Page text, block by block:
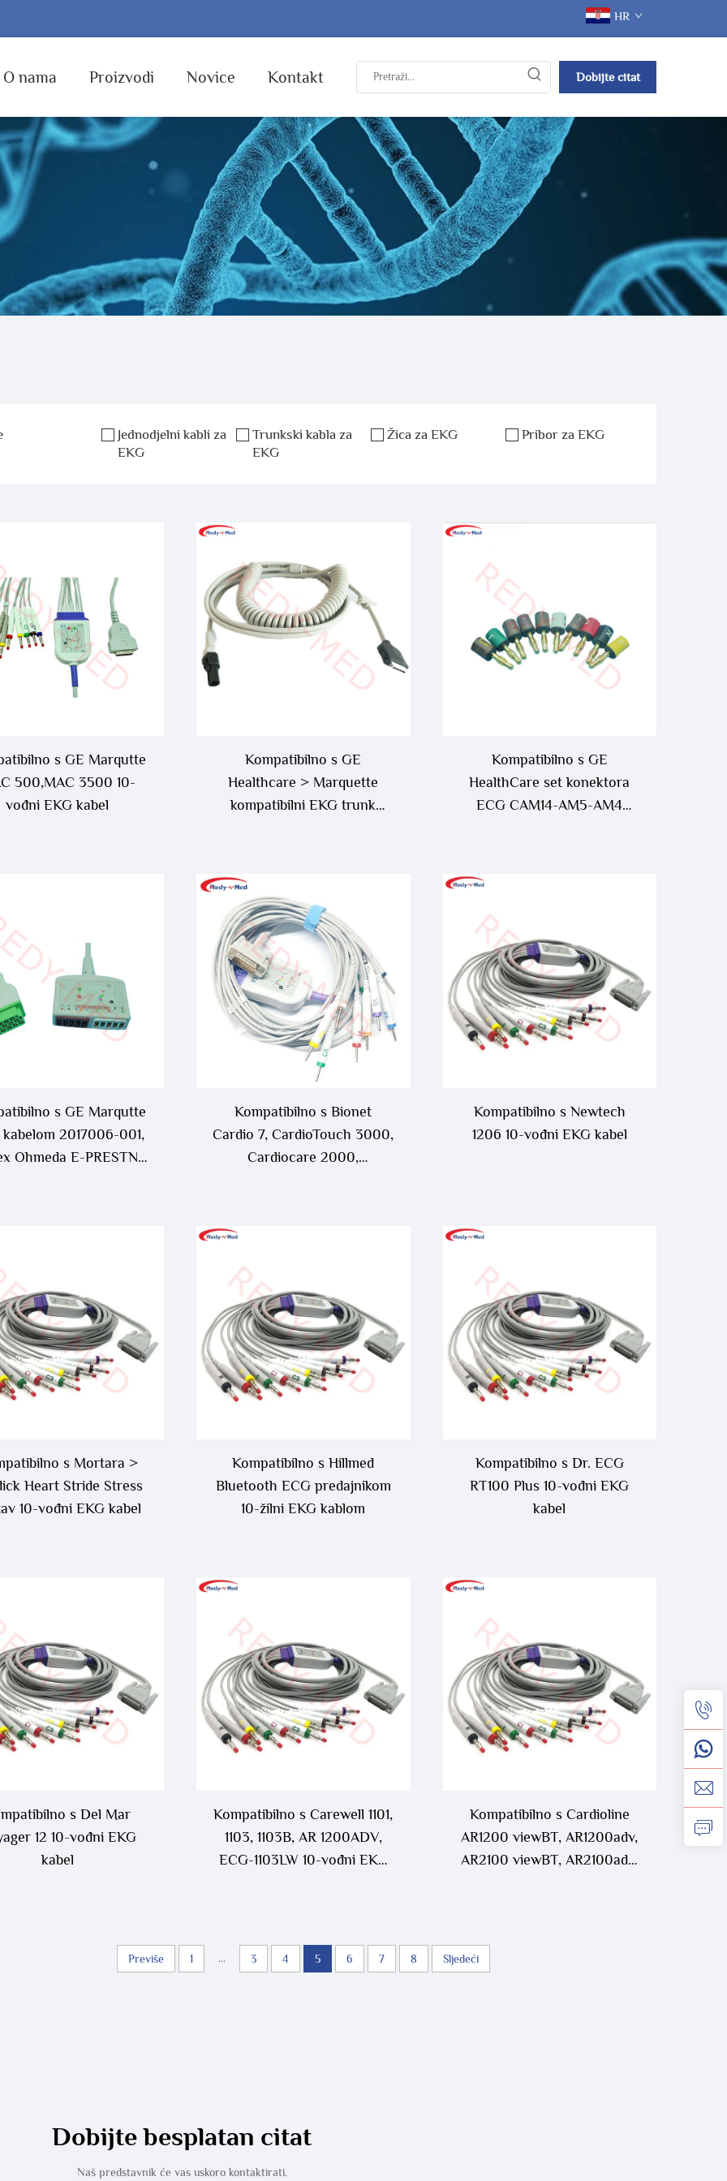
HR
O nama Proizvodi Novice Kontakt Dobijte citat
Jednodjelni kabli za
EKG
Trunkski kabla za
EKG
Žica za EKG Pribor za EKG
s GE Marqutte
500,MAC 3500 10-
vođni EKG kabel
Kompatibilno s GE
Healthcare > Marquette
kompatibilni EKG trunk
Kompatibilno s GE
HealthCare set konektora
ECG CAM14-AM5-AM4
s GE Marqutte
kabelom 2017006-001,
Ohmeda E-PRESTN,
Kompatibilno s Bionet
Cardio 7, CardioTouch 3000,
Cardiocare 2000,
Kompatibilno s Newtech
1206 10-vođni EKG kabel
s Mortara >
Heart Stride Stress
10-vođni EKG kabel
Kompatibilno s Hillmed
Bluetooth ECG predajnikom
10-žilni EKG kablom
Kompatibilno s Dr. ECG
RT100 Plus 10-vođni EKG
kabel
s Del Mar
12 10-vođni EKG
kabel
Kompatibilno s Carewell 1101,
1103, 1103B, AR 1200ADV,
ECG-1103LW 10-vođni EKG
Kompatibilno s Cardioline
AR1200 viewBT, AR1200adv,
AR2100 viewBT, AR2100adv,
Previše 1 ... 3 4 5 6 7 8 Sljedeći
Dobijte besplatan citat
Naš predstavnik će vas uskoro kontaktirati.